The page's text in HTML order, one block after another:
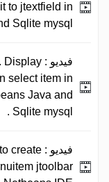
to jtextfield in
Sqlite mysql .
فيديو : Display
select item in
Java and
Sqlite mysql .
فيديو : create
jtoolbar